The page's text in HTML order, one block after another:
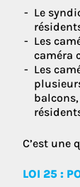
Le
Les
caméra
Les
C’est une
LOI 25 :